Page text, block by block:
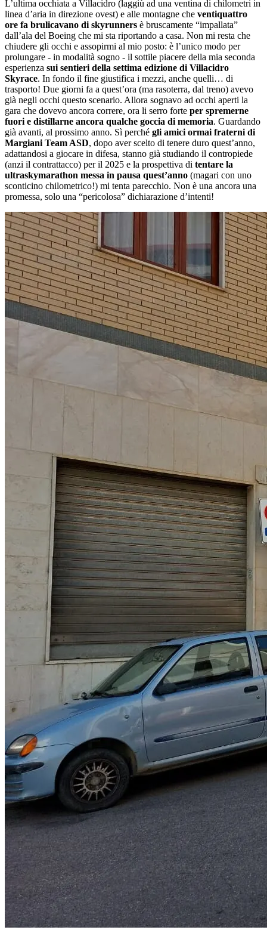
L’ultima occhiata a Villacidro (laggiù ad una ventina di chilometri in
linea d’aria in direzione ovest) e alle montagne che ventiquattro
ore fa brulicavano di skyrunners è bruscamente “impallata”
dall’ala del Boeing che mi sta riportando a casa. Non mi resta che
chiudere gli occhi e assopirmi al mio posto: è l’unico modo per
prolungare - in modalità sogno - il sottile piacere della mia seconda
esperienza sui sentieri della settima edizione di Villacidro
Skyrace. In fondo il fine giustifica i mezzi, anche quelli… di
trasporto! Due giorni fa a quest’ora (ma rasoterra, dal treno) avevo
già negli occhi questo scenario. Allora sognavo ad occhi aperti la
gara che dovevo ancora correre, ora li serro forte per spremerne
fuori e distillarne ancora qualche goccia di memoria. Guardando
già avanti, al prossimo anno. Sì perché gli amici ormai fraterni di
Margiani Team ASD, dopo aver scelto di tenere duro quest’anno,
adattandosi a giocare in difesa, stanno già studiando il contropiede
(anzi il contrattacco) per il 2025 e la prospettiva di tentare la
ultraskymarathon messa in pausa quest’anno (magari con uno
sconticino chilometrico!) mi tenta parecchio. Non è una ancora una
promessa, solo una “pericolosa” dichiarazione d’intenti!